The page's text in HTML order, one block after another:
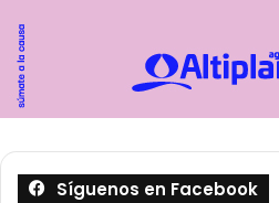
Síguenos en Facebook